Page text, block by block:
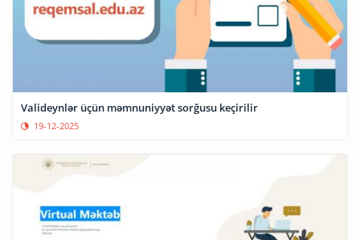
Valideynlər üçün məmnuniyyət sorğusu keçirilir
19-12-2025